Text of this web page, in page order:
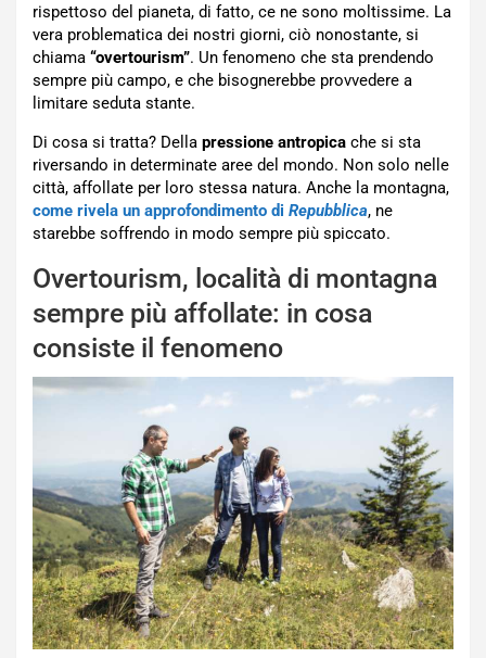
rispettoso del pianeta, di fatto, ce ne sono moltissime. La
vera problematica dei nostri giorni, ciò nonostante, si
chiama “overtourism”. Un fenomeno che sta prendendo
sempre più campo, e che bisognerebbe provvedere a
limitare seduta stante.
Di cosa si tratta? Della pressione antropica che si sta
riversando in determinate aree del mondo. Non solo nelle
città, affollate per loro stessa natura. Anche la montagna,
come rivela un approfondimento di Repubblica, ne
starebbe soffrendo in modo sempre più spiccato.
Overtourism, località di montagna
sempre più affollate: in cosa
consiste il fenomeno